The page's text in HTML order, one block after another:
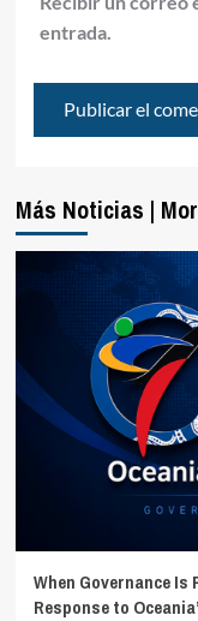
entrada.
Más Noticias |
When Governance Is
Response to